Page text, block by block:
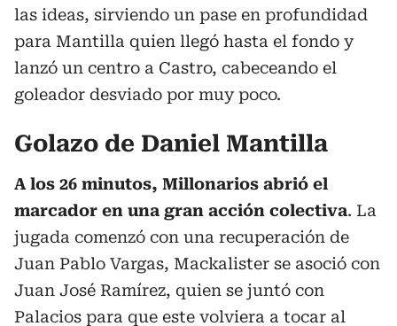
las ideas, sirviendo un pase en profundidad
para Mantilla quien llegó hasta el fondo y
lanzó un centro a Castro, cabeceando el
goleador desviado por muy poco.
Golazo de Daniel Mantilla
A los 26 minutos, Millonarios abrió el
marcador en una gran acción colectiva. La
jugada comenzó con una recuperación de
Juan Pablo Vargas, Mackalister se asoció con
Juan José Ramírez, quien se juntó con
Palacios para que este volviera a tocar al